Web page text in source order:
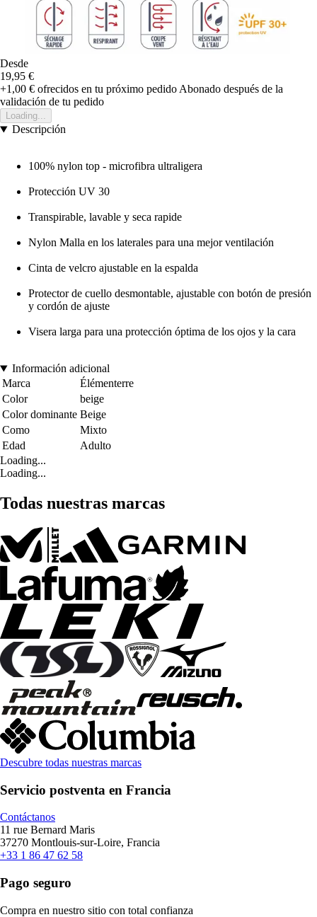
Desde
19,95 €
+1,00 € ofrecidos en tu próximo pedido Abonado después de la
validación de tu pedido
Loading...
Descripción
100% nylon top - microfibra ultraligera
Protección UV 30
Transpirable, lavable y seca rapide
Nylon Malla en los laterales para una mejor ventilación
Cinta de velcro ajustable en la espalda
Protector de cuello desmontable, ajustable con botón de presión
y cordón de ajuste
Visera larga para una protección óptima de los ojos y la cara
Información adicional
Marca
Élémenterre
Color
beige
Color dominante Beige
Como
Mixto
Edad
Adulto
Loading...
Loading...
Todas nuestras marcas
Descubre todas nuestras marcas
Servicio postventa en Francia
Contáctanos
11 rue Bernard Maris
37270 Montlouis-sur-Loire, Francia
+33 1 86 47 62 58
Pago seguro
Compra en nuestro sitio con total confianza